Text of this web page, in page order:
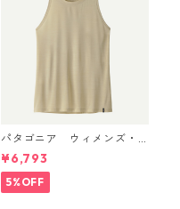
パタゴニア ウィメンズ・
キャプリーン・クール・ウ
ルトラ・タンク Pumice - D
yno White X-Dye 44740
日本正規品
¥6,793
5%OFF